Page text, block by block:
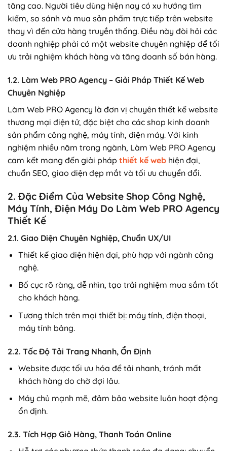
tăng cao. Người tiêu dùng hiện nay có xu hướng tìm
kiếm, so sánh và mua sản phẩm trực tiếp trên website
thay vì đến cửa hàng truyền thống. Điều này đòi hỏi các
doanh nghiệp phải có một website chuyên nghiệp để tối
ưu trải nghiệm khách hàng và tăng doanh số bán hàng.
1.2. Làm Web PRO Agency – Giải Pháp Thiết Kế Web
Chuyên Nghiệp
Làm Web PRO Agency là đơn vị chuyên thiết kế website
thương mại điện tử, đặc biệt cho các shop kinh doanh
sản phẩm công nghệ, máy tính, điện máy. Với kinh
nghiệm nhiều năm trong ngành, Làm Web PRO Agency
cam kết mang đến giải pháp thiết kế web hiện đại,
chuẩn SEO, giao diện đẹp mắt và tối ưu chuyển đổi.
2. Đặc Điểm Của Website Shop Công Nghệ,
Máy Tính, Điện Máy Do Làm Web PRO Agency
Thiết Kế
2.1. Giao Diện Chuyên Nghiệp, Chuẩn UX/UI
Thiết kế giao diện hiện đại, phù hợp với ngành công
nghệ.
Bố cục rõ ràng, dễ nhìn, tạo trải nghiệm mua sắm tốt
cho khách hàng.
Tương thích trên mọi thiết bị: máy tính, điện thoại,
máy tính bảng.
2.2. Tốc Độ Tải Trang Nhanh, Ổn Định
Website được tối ưu hóa để tải nhanh, tránh mất
khách hàng do chờ đợi lâu.
Máy chủ mạnh mẽ, đảm bảo website luôn hoạt động
ổn định.
2.3. Tích Hợp Giỏ Hàng, Thanh Toán Online